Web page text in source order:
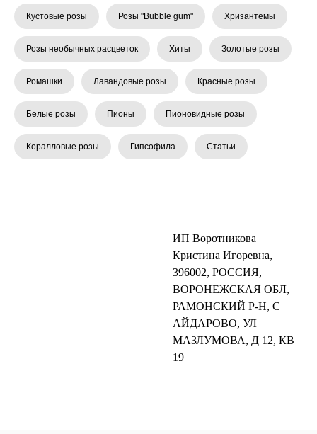
Кустовые розы Розы "Bubble gum" Хризантемы
Розы необычных расцветок Хиты Золотые розы
Ромашки Лавандовые розы Красные розы
Белые розы Пионы Пионовидные розы
Коралловые розы Гипсофила Статьи
ИП Воротникова
Кристина Игоревна,
396002, РОССИЯ,
ВОРОНЕЖСКАЯ ОБЛ,
РАМОНСКИЙ Р-Н, С
АЙДАРОВО, УЛ
МАЗЛУМОВА, Д 12, КВ
19